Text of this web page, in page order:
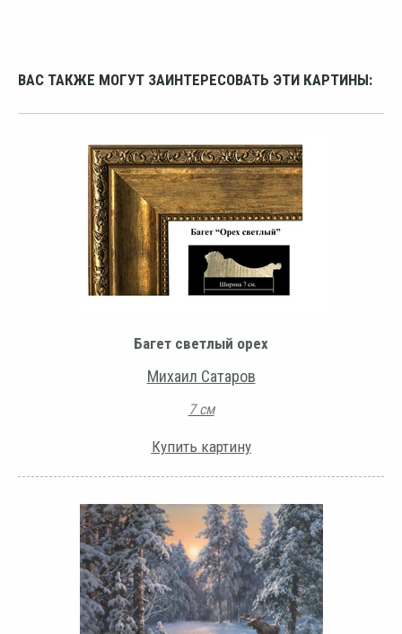
ВАС ТАКЖЕ МОГУТ ЗАИНТЕРЕСОВАТЬ ЭТИ КАРТИНЫ:
Багет светлый орех
Михаил Сатаров
7 см
Купить картину